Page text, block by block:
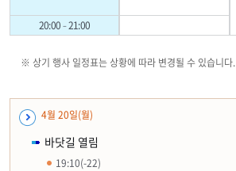
20:00–21:00
※ 상기 행사 일정표는 상황에 따라 변경될 수 있습니다.
4월 20일(월)
바닷길 열림
19:10(-22)